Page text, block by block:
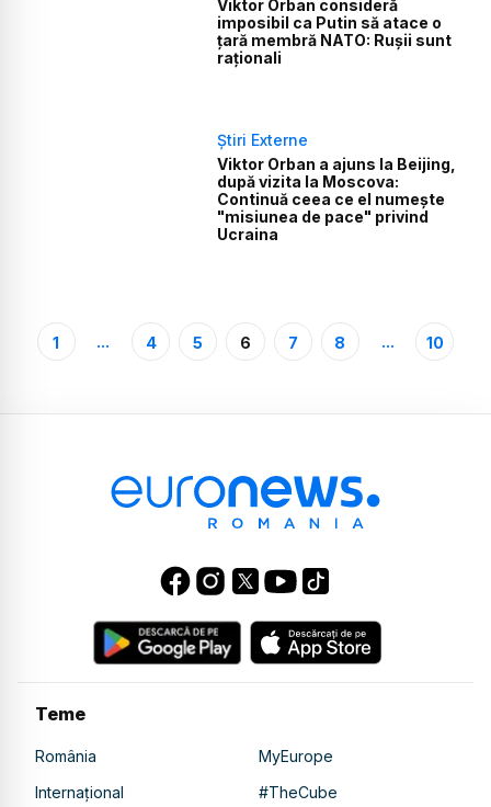
Viktor Orban consideră
imposibil ca Putin să atace o
țară membră NATO: Rușii sunt
raţionali
Știri Externe
Viktor Orban a ajuns la Beijing,
după vizita la Moscova:
Continuă ceea ce el numeşte
"misiunea de pace" privind
Ucraina
1 ... 4 5 6 7 8 ... 10
Teme
România
MyEurope
Internațional
#TheCube